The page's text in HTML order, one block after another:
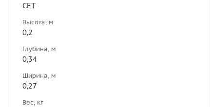
CET
Высота, м
0,2
Глубина, м
0,34
Ширина, м
0,27
Вес, кг